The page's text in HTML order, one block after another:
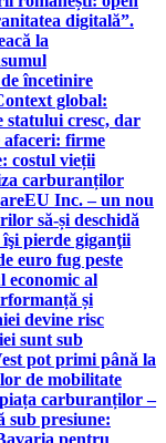
digitală”.
la
încetinire
global:
statului cresc, dar
afaceri: firme
costul vieții
carburanților
EU Inc. – un nou
să-și deschidă
pierde giganţii
euro fug peste
economic al
și
devine risc
sunt sub
pot primi până la
de mobilitate
carburanților –
sub presiune:
pentru